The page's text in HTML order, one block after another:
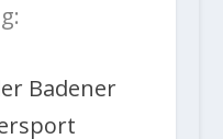
Badener